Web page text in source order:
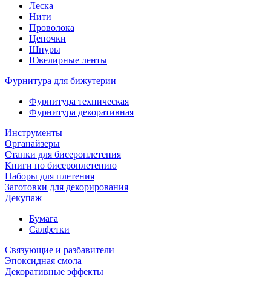
Леска
Нити
Проволока
Цепочки
Шнуры
Ювелирные ленты
Фурнитура для бижутерии
Фурнитура техническая
Фурнитура декоративная
Инструменты
Органайзеры
Станки для бисероплетения
Книги по бисероплетению
Наборы для плетения
Заготовки для декорирования
Декупаж
Бумага
Салфетки
Связующие и разбавители
Эпоксидная смола
Декоративные эффекты